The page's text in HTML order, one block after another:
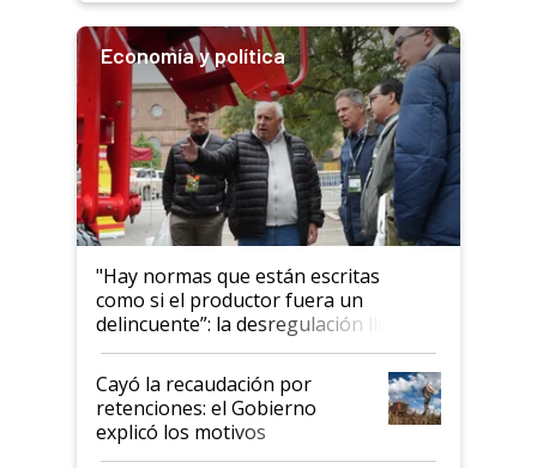
Economía y política
"Hay normas que están escritas
como si el productor fuera un
delincuente”: la desregulación llegó
al Congreso Aapresid y hasta se
habló del financiamiento al IPCVA
Cayó la recaudación por
retenciones: el Gobierno
explicó los motivos